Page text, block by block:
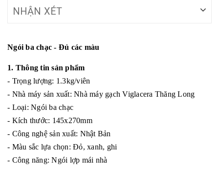
NHẬN XÉT
Ngói ba chạc - Đủ các màu
1. Thông tin sản phẩm
- Trọng lượng: 1.3kg/viên
- Nhà máy sản xuất: Nhà máy gạch Viglacera Thăng Long
- Loại: Ngói ba chạc
- Kích thước: 145x270mm
- Công nghệ sản xuất: Nhật Bản
- Màu sắc lựa chọn: Đỏ, xanh, ghi
- Công năng: Ngói lợp mái nhà